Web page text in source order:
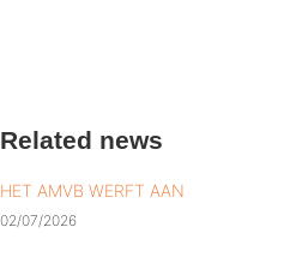
Related news
HET AMVB WERFT AAN
02/07/2026